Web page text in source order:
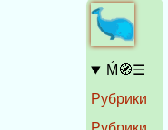
Ḿ🧭☰
Рубрики